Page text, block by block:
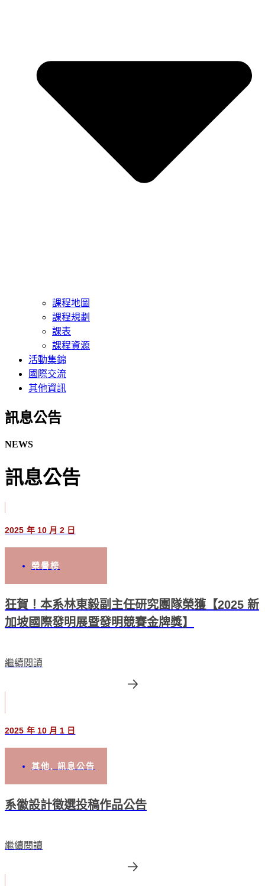
課程地圖
課程規劃
課表
課程資源
活動集錦
國際交流
其他資訊
訊息公告​
NEWS
訊息公告
2025 年 10 月 2 日
榮譽榜
狂賀！本系林東毅副主任研究團隊榮獲【2025 新
加坡國際發明展暨發明競賽金牌獎】
繼續閱讀
2025 年 10 月 1 日
其他, 訊息公告
系徽設計徵選投稿作品公告
繼續閱讀